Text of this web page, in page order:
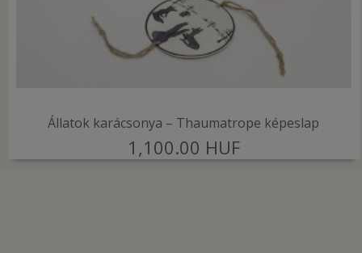
Állatok karácsonya – Thaumatrope képeslap
1,100.00 HUF